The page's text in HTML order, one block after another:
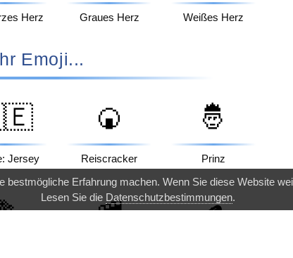
Herz Graues Herz Weißes Herz
Emoji...
Jersey
🍘
Reiscracker
🤴
Prinz
🚞 🪵
Erfahrung machen. Wenn Sie diese Website
Lesen Sie die Datenschutzbestimmungen.